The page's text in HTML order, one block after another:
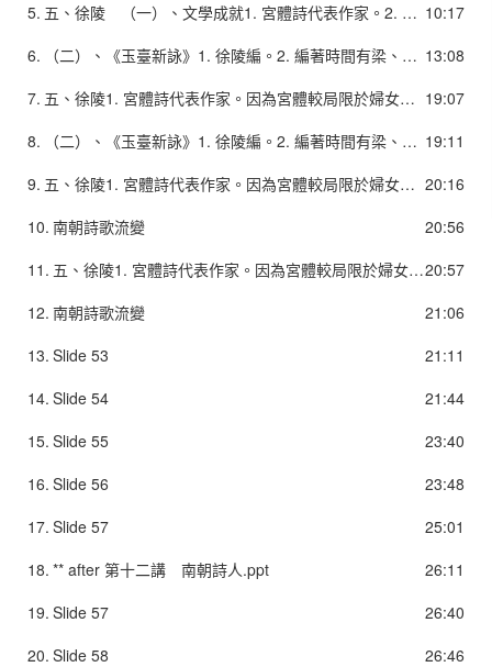
10:17
5.
五、徐陵 （一）、文學成就1. 宮體詩代表作家。2. 父子詩文並享盛名，其父徐摛與徐陵，與庾肩吾及肩吾子庾信並稱，文並綺艷，世號「徐庾體」。3. 〈玉臺新詠序〉為徐庾體典型，也是南朝唯美駢文之代表。4. 詩頗採民間樂府之辭語，有些平仄已合律詩要求。
13:08
6.
（二）、《玉臺新詠》1. 徐陵編。2. 編著時間有梁、陳之說，但仍以梁大通年間為較適當。3. 編著目的兩二說：1). 因為宮體較局限於婦女艷情窠臼，故受蕭綱之命，作《玉臺新詠》「以大其（宮體）體」。──溯源漢魏之女性和愛情題材作品，以建立一個艷詩的系統，抬高宮體詩體之地位，為宮體詩之存在提供合理依據。2). 為了婦女讀者閱讀而編的女性詩選。4. 特點：錄漢至梁詩，以清新流利為主，間錄民間歌謠，較《文選》所收詩歌生動活潑。
19:07
7.
五、徐陵1. 宮體詩代表作家。因為宮體較局限於婦女艷情窠臼，故受蕭綱之命，作《玉臺新詠》「以大其（宮體）體」。2. 《玉臺新詠》錄漢至梁詩，以清新流利為主，間錄民間歌謠，較《文選》所收詩歌生動活潑。3. 父子詩文並享盛名，其父徐摛與徐陵，與庾肩吾及肩吾子庾信並稱，文並綺艷，世號「徐庾體」。4. 〈玉臺新詠序〉為徐庾體典型，也是南朝唯美駢文之代表。5. 詩頗採民間樂府之辭語，有些平仄已合律詩要求。
19:11
8.
（二）、《玉臺新詠》1. 徐陵編。2. 編著時間有梁、陳之說，但仍以梁大通年間為較適當。3. 編著目的兩二說：1). 因為宮體較局限於婦女艷情窠臼，故受蕭綱之命，作《玉臺新詠》「以大其（宮體）體」。──溯源漢魏之女性和愛情題材作品，以建立一個艷詩的系統，抬高宮體詩體之地位，為宮體詩之存在提供合理依據。2). 為了婦女讀者閱讀而編的女性詩選。4. 特點：錄漢至梁詩，以清新流利為主，間錄民間歌謠，較《文選》所收詩歌生動活潑。
20:16
9.
五、徐陵1. 宮體詩代表作家。因為宮體較局限於婦女艷情窠臼，故受蕭綱之命，作《玉臺新詠》「以大其（宮體）體」。2. 《玉臺新詠》錄漢至梁詩，以清新流利為主，間錄民間歌謠，較《文選》所收詩歌生動活潑。3. 父子詩文並享盛名，其父徐摛與徐陵，與庾肩吾及肩吾子庾信並稱，文並綺艷，世號「徐庾體」。4. 〈玉臺新詠序〉為徐庾體典型，也是南朝唯美駢文之代表。5. 詩頗採民間樂府之辭語，有些平仄已合律詩要求。
20:56
10. 南朝詩歌流變
20:57
11.
五、徐陵1. 宮體詩代表作家。因為宮體較局限於婦女艷情窠臼，故受蕭綱之命，作《玉臺新詠》「以大其（宮體）體」。2. 《玉臺新詠》錄漢至梁詩，以清新流利為主，間錄民間歌謠，較《文選》所收詩歌生動活潑。3. 父子詩文並享盛名，其父徐摛與徐陵，與庾肩吾及肩吾子庾信並稱，文並綺艷，世號「徐庾體」。4. 〈玉臺新詠序〉為徐庾體典型，也是南朝唯美駢文之代表。5. 詩頗採民間樂府之辭語，有些平仄已合律詩要求。
21:06
12. 南朝詩歌流變
21:11
13. Slide 53
21:44
14. Slide 54
23:40
15. Slide 55
23:48
16. Slide 56
25:01
17. Slide 57
26:11
18. ** after 第十二講 南朝詩人.ppt
26:40
19. Slide 57
26:46
20. Slide 58